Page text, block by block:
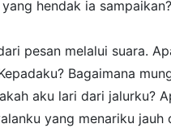
hendak ia sampaikan?
pesan melalui suara.
Bagaimana
aku lari dari jalurku?
yang menariku jauh